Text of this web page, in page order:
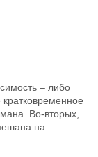
– либо
Во-вторых,
на